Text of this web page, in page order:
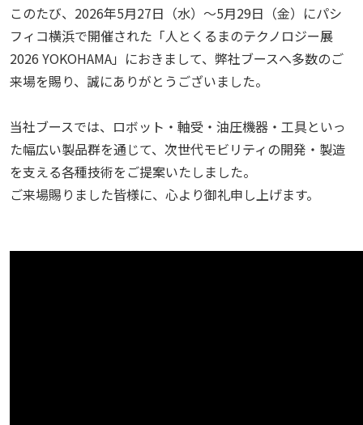
このたび、 2026年5月27日（水）～5月29日（金）にパシ
フィコ横浜で開催された「人とくるまのテクノロジー展
2026 YOKOHAMA」におきまして、弊社ブースへ多数のご
来場を賜り、誠にありがとうございました。
当社ブースでは、ロボット・軸受・油圧機器・工具といっ
た幅広い製品群を通じて、次世代モビリティの開発・製造
を支える各種技術をご提案いたしました。
ご来場賜りました皆様に、心より御礼申し上げます。